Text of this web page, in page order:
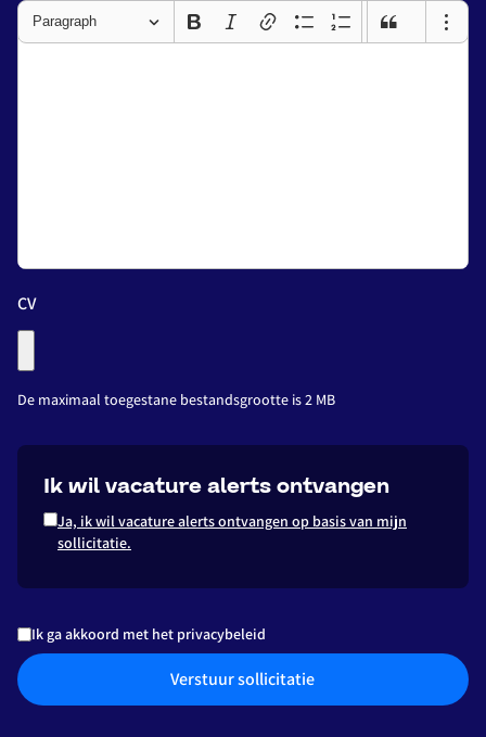
Paragraph
CV
De maximaal toegestane bestandsgrootte is 2 MB
Ik wil vacature alerts ontvangen
Ja, ik wil vacature alerts ontvangen op basis van mijn
sollicitatie.
Verstuur sollicitatie
Ik ga akkoord met het privacybeleid